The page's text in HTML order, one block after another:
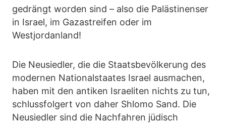
gedrängt worden sind – also die Palästinenser
in Israel, im Gazastreifen oder im
Westjordanland!
Die Neusiedler, die die Staatsbevölkerung des
modernen Nationalstaates Israel ausmachen,
haben mit den antiken Israeliten nichts zu tun,
schlussfolgert von daher Shlomo Sand. Die
Neusiedler sind die Nachfahren jüdisch